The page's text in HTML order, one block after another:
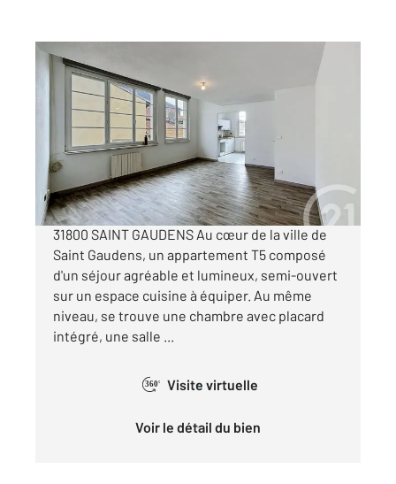
ST GAUDENS 31
94,68 m2, 5 pièces
Ref : 17555
Appartement T5 à louer
750 €
par mois charges comprises
31800 SAINT GAUDENS Au cœur de la ville de
Saint Gaudens, un appartement T5 composé
d'un séjour agréable et lumineux, semi-ouvert
sur un espace cuisine à équiper. Au même
niveau, se trouve une chambre avec placard
intégré, une salle ...
360° Visite virtuelle
Voir le détail du bien